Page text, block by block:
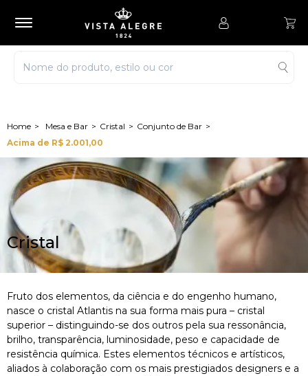
Mesa e Bar Cristal
Conjunto de Bar
Acima de R$ 2.001,00
Cristal
Fruto dos elementos, da ciência e do engenho humano,
nasce o cristal Atlantis na sua forma mais pura – cristal
superior – distinguindo-se dos outros pela sua ressonância,
brilho, transparência, luminosidade, peso e capacidade de
resistência química. Estes elementos técnicos e artísticos,
aliados à colaboração com os mais prestigiados designers e a